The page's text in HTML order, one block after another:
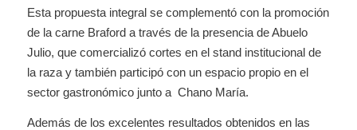
Esta propuesta integral se complementó con la promoción
de la carne Braford a través de la presencia de Abuelo
Julio, que comercializó cortes en el stand institucional de
la raza y también participó con un espacio propio en el
sector gastronómico junto a Chano María.
Además de los excelentes resultados obtenidos en las